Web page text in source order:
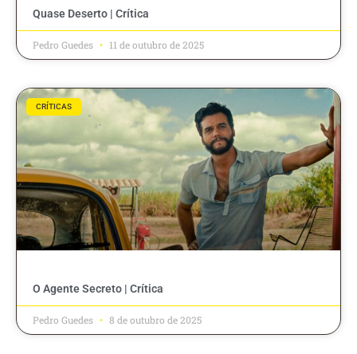
Quase Deserto | Crítica
Pedro Guedes 11 de outubro de 2025
CRÍTICAS
O Agente Secreto | Crítica
Pedro Guedes 8 de outubro de 2025